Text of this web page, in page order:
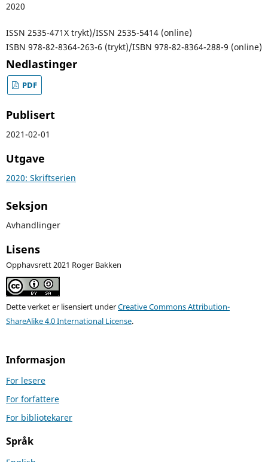
2020
ISSN 2535-471X trykt)/ISSN 2535-5414 (online)
ISBN 978-82-8364-263-6 (trykt)/ISBN 978-82-8364-288-9 (online)
Nedlastinger
PDF
Publisert
2021-02-01
Utgave
2020: Skriftserien
Seksjon
Avhandlinger
Lisens
Opphavsrett 2021 Roger Bakken
Dette verket er lisensiert underCreative Commons Attribution-
ShareAlike 4.0 International License.
Informasjon
For lesere
For forfattere
For bibliotekarer
Språk